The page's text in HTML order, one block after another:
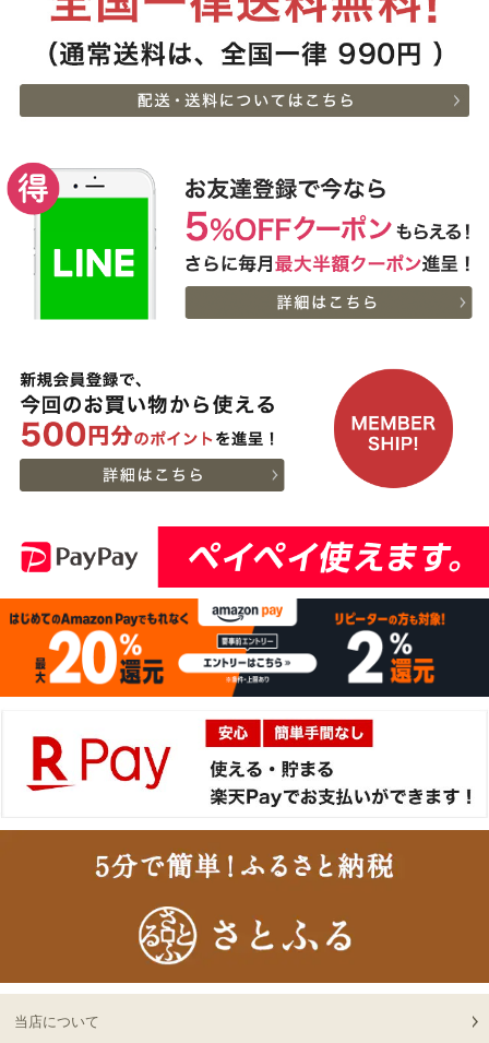
08-07
10:54:00
兵庫県
神戸牛ギフトセット 2万
円 すきやき（リブロー
ス・肩ロース・ランプ）
2026-
08-07
07:20:00
栃木県
[お徳用]アウトレット A5
等級神戸牛 焼肉・BBQ
9
22:23:00
円 しゃぶしゃぶ（バラ・
プレミアム霜降りもも）
400g
2026-
08-06
21:40:00
熊本県
神戸牛カタログギフト
８千円
11
08-06
兵庫県
神戸牛カタログギフト
12
08-06
兵庫県
【送料無料】[ギフト]A5
等級神戸牛ハンバーグス
テーキ 150ｇ×5個
2026-
08-06
17:45:00
栃木県
[ギフト] A5等級神戸牛
ランプすきやき 200ｇ~
14
2026-
08-06
15:51:00
千葉県
[ギフト] A5等級神戸牛
ランプステーキ 200ｇ
~1kg
15
2026-
08-06
15:51:00
千葉県
[ギフト] A5等級神戸牛
イチボステーキ 150ｇ(1
枚)
13:58:00
プレミアムセット（プレ
ミアムロース[200g]・プ
レミアムもも[200g]）ス
17
13:58:00
大阪府
出産内祝に命名札 大
切なお名前のお披露目に
2026-
08-06
13:58:00
大阪府 贈り物に最適な高級桐箱
2026-
08-06
13:18:00
大阪府
神戸牛ギフトセット 1万
円 赤身セット すきやき
アム霜降りもも）450g
2026-
出産内祝に命名札 大
当店について